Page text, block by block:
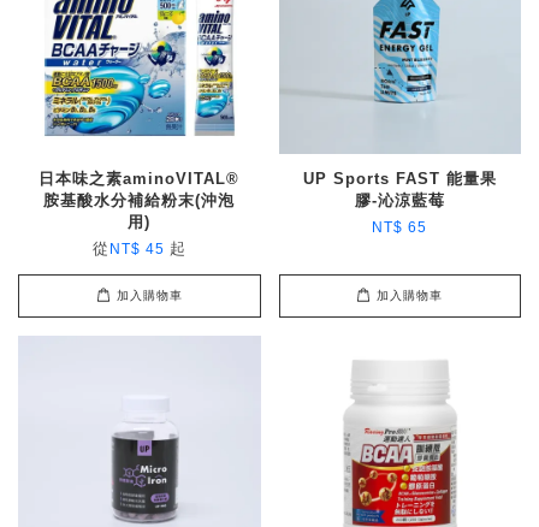
日本味之素aminoVITAL®
胺基酸水分補給粉末(沖泡
用)
從 NT$ 45 起
加入購物車
UP Sports FAST 能量果
膠-沁涼藍莓
NT$ 65
加入購物車